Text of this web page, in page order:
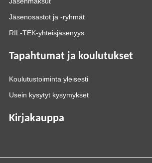
Jäsenosastot ja -ryhmät
RIL-TEK-yhteisjäsenyys
Tapahtumat ja koulutukset
Koulutustoiminta yleisesti
Usein kysytyt kysymykset
Kirjakauppa